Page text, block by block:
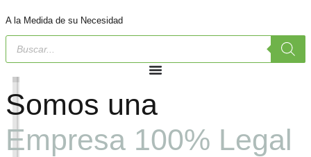
A la Medida de su Necesidad
Somos una
Empresa 100% Legal